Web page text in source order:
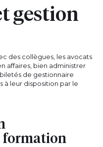
gestion
des collègues, les avocats
affaires, bien administrer
de gestionnaire
à leur disposition par le
formation